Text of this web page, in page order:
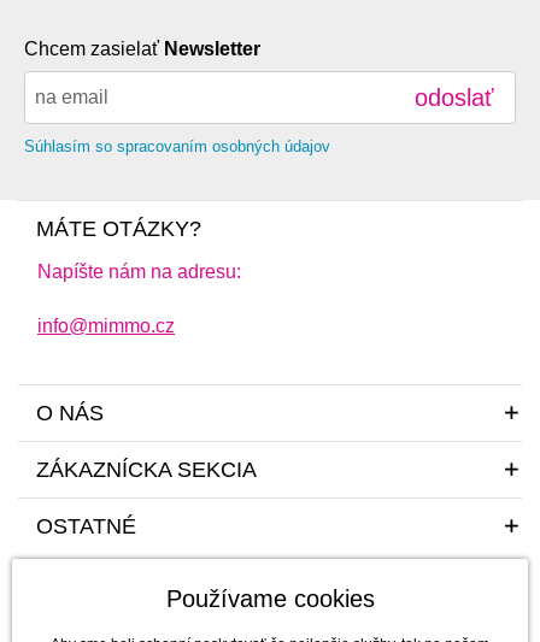
Chcem zasielať Newsletter
odoslať
Súhlasím so spracovaním osobných údajov
MÁTE OTÁZKY?
Napíšte nám na adresu:
info@mimmo.cz
O NÁS
ZÁKAZNÍCKA SEKCIA
OSTATNÉ
Používame cookies